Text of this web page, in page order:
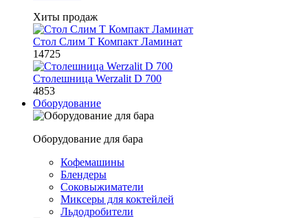
Хиты продаж
Стол Слим Т Компакт Ламинат
14725
Столешница Werzalit D 700
4853
Оборудование
Оборудование для бара
Кофемашины
Блендеры
Соковыжиматели
Миксеры для коктейлей
Льдодробители